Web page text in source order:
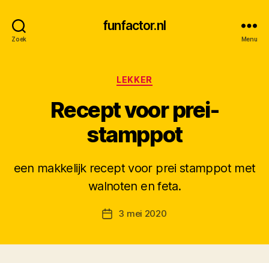
Zoek
funfactor.nl
Menu
Categorieën
LEKKER
Recept voor prei-
stamppot
een makkelijk recept voor prei stamppot met
walnoten en feta.
Berichtauteur
D
o
r
Berichtdatum
3 mei 2020